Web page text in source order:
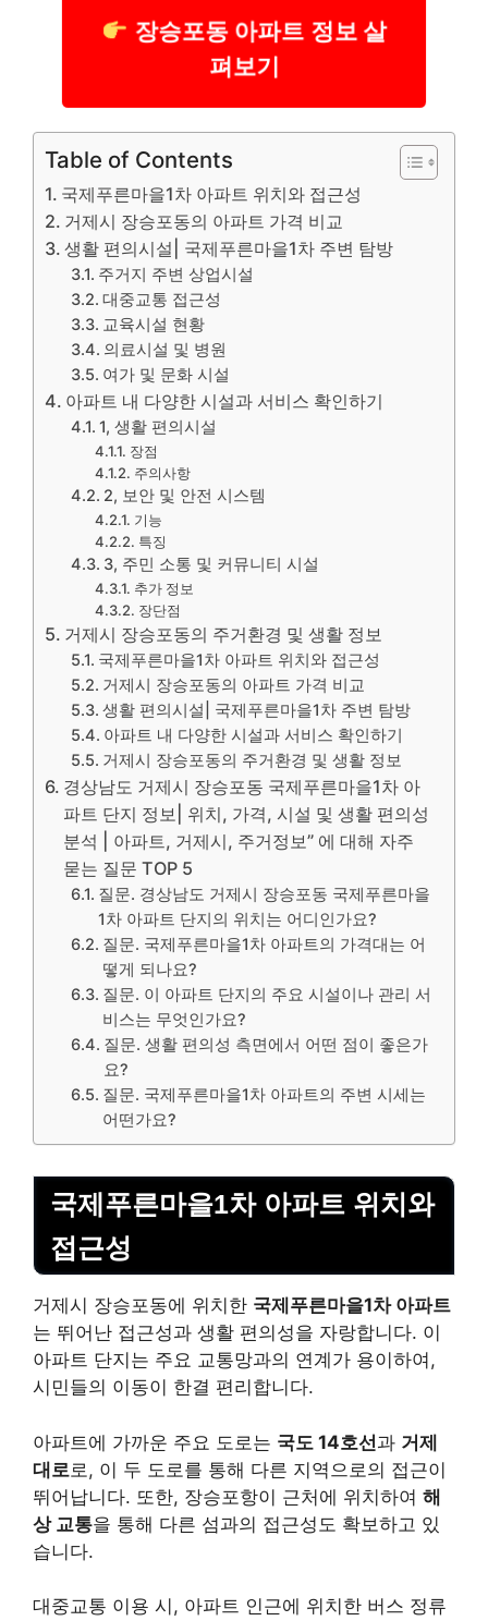
장승포동 아파트 정보 살
펴보기
Table of Contents
국제푸른마을1차 아파트 위치와 접근성
거제시 장승포동의 아파트 가격 비교
생활 편의시설| 국제푸른마을1차 주변 탐방
주거지 주변 상업시설
대중교통 접근성
교육시설 현황
의료시설 및 병원
여가 및 문화 시설
아파트 내 다양한 시설과 서비스 확인하기
1, 생활 편의시설
장점
주의사항
2, 보안 및 안전 시스템
기능
특징
3, 주민 소통 및 커뮤니티 시설
추가 정보
장단점
거제시 장승포동의 주거환경 및 생활 정보
국제푸른마을1차 아파트 위치와 접근성
거제시 장승포동의 아파트 가격 비교
생활 편의시설| 국제푸른마을1차 주변 탐방
아파트 내 다양한 시설과 서비스 확인하기
거제시 장승포동의 주거환경 및 생활 정보
경상남도 거제시 장승포동 국제푸른마을1차 아
파트 단지 정보| 위치, 가격, 시설 및 생활 편의성
분석 | 아파트, 거제시, 주거정보” 에 대해 자주
묻는 질문 TOP 5
질문. 경상남도 거제시 장승포동 국제푸른마을
1차 아파트 단지의 위치는 어디인가요?
질문. 국제푸른마을1차 아파트의 가격대는 어
떻게 되나요?
질문. 이 아파트 단지의 주요 시설이나 관리 서
비스는 무엇인가요?
질문. 생활 편의성 측면에서 어떤 점이 좋은가
요?
질문. 국제푸른마을1차 아파트의 주변 시세는
어떤가요?
국제푸른마을1차 아파트 위치와
접근성
거제시 장승포동에 위치한 국제푸른마을1차 아파트
는 뛰어난 접근성과 생활 편의성을 자랑합니다. 이
아파트 단지는 주요 교통망과의 연계가 용이하여,
시민들의 이동이 한결 편리합니다.
아파트에 가까운 주요 도로는 국도 14호선과 거제
대로 로, 이 두 도로를 통해 다른 지역으로의 접근이
뛰어납니다. 또한, 장승포항이 근처에 위치하여 해
상 교통을 통해 다른 섬과의 접근성도 확보하고 있
습니다.
대중교통 이용 시, 아파트 인근에 위치한 버스 정류